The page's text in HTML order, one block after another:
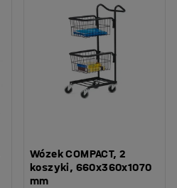
Wózek COMPACT, 2
koszyki, 660x360x1070
mm